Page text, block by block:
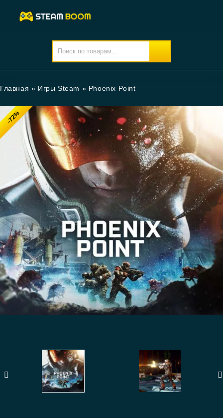
Главная » Игры Steam » Phoenix Point
-72%